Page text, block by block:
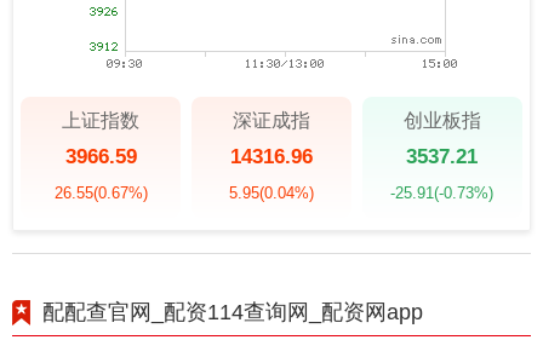
上证指数
3966.59
26.55(0.67%)
深证成指
14316.96
5.95(0.04%)
创业板指
3537.21
-25.91(-0.73%)
配配查官网_配资114查询网_配资网app